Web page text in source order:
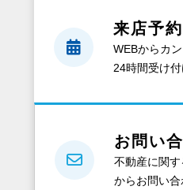
ん
料
ら
来店予約
WEBからカ
24時間受け付
お問い
不動産に関
からお問い合